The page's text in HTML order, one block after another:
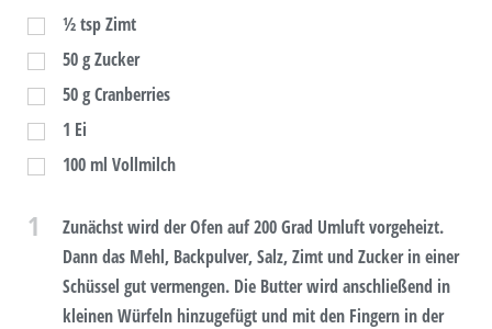
½tspZimt
50gZucker
50gCranberries
1 Ei
100 ml Vollmilch
1
Zunächst wird der Ofen auf 200 Grad Umluft vorgeheizt.
Dann das Mehl, Backpulver, Salz, Zimt und Zucker in einer
Schüssel gut vermengen. Die Butter wird anschließend in
kleinen Würfeln hinzugefügt und mit den Fingern in der